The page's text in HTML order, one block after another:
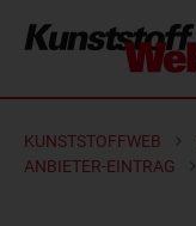
KUNSTSTOFFWEB
ANBIETER-EINTRAG